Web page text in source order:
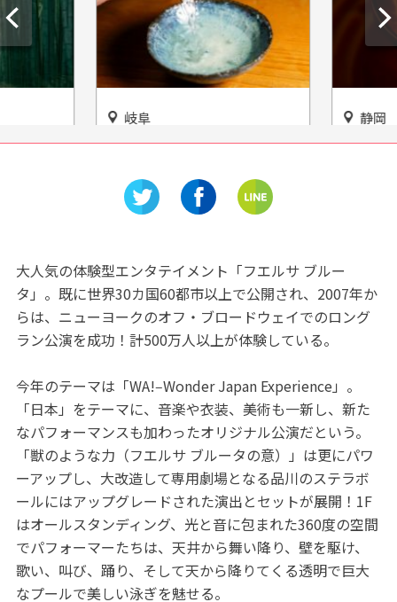
わか
岐阜
唯一無二！いろいろな盃と出
かづき美術館」
静岡
超リア
大人気の体験型エンタテイメント「フエルサ ブルー
タ」。既に世界30カ国60都市以上で公開され、2007年か
らは、ニューヨークのオフ・ブロードウェイでのロング
ラン公演を成功！計500万人以上が体験している。
今年のテーマは「WA!‒Wonder Japan Experience」。
「日本」をテーマに、音楽や衣装、美術も一新し、新た
なパフォーマンスも加わったオリジナル公演だという。
「獣のような力（フエルサ ブルータの意）」は更にパワ
ーアップし、大改造して専用劇場となる品川のステラボ
ールにはアップグレードされた演出とセットが展開！1F
はオールスタンディング、光と音に包まれた360度の空間
でパフォーマーたちは、天井から舞い降り、壁を駆け、
歌い、叫び、踊り、そして天から降りてくる透明で巨大
なプールで美しい泳ぎを魅せる。